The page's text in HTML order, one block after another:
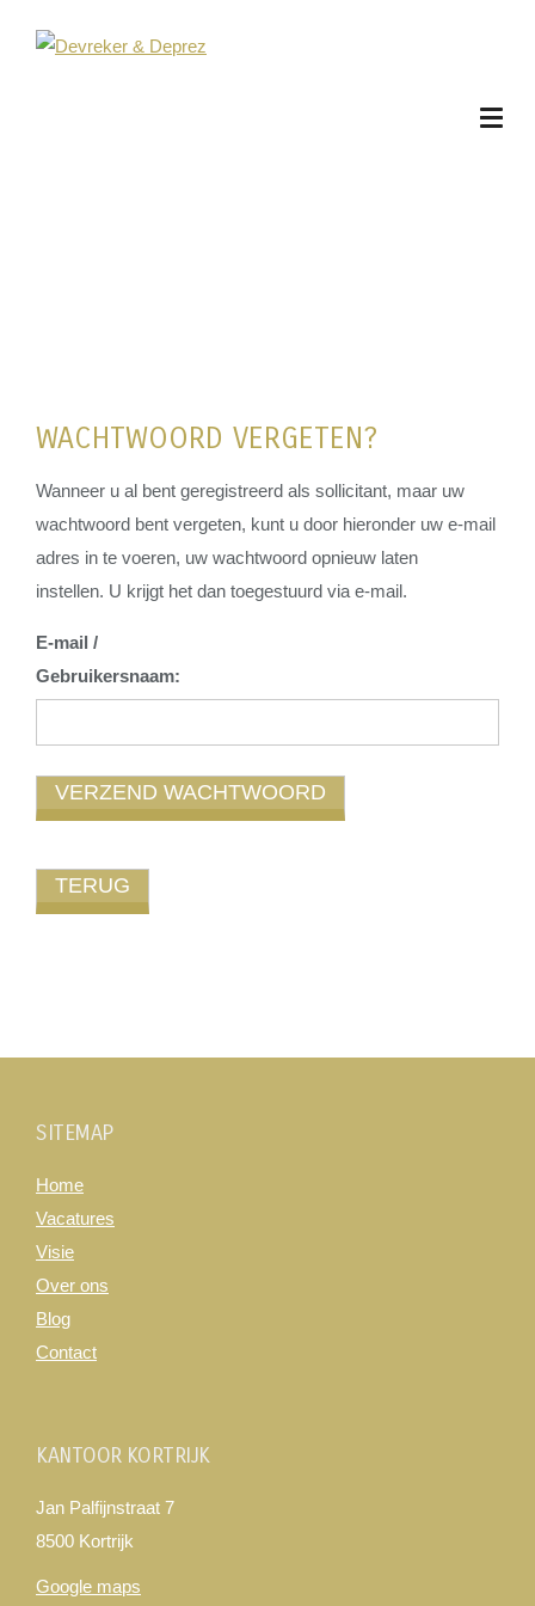
WACHTWOORD VERGETEN?
Wanneer u al bent geregistreerd als sollicitant, maar uw
wachtwoord bent vergeten, kunt u door hieronder uw e-mail
adres in te voeren, uw wachtwoord opnieuw laten
instellen. U krijgt het dan toegestuurd via e-mail.
E-mail /
Gebruikersnaam:
SITEMAP
Home
Vacatures
Visie
Over ons
Blog
Contact
KANTOOR KORTRIJK
Jan Palfijnstraat 7
8500 Kortrijk
Google maps